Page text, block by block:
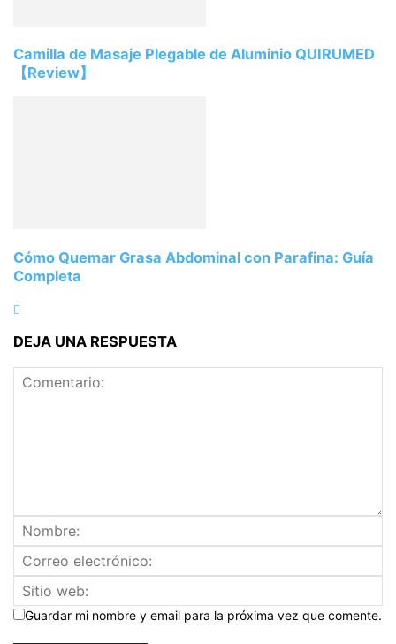
Camilla de Masaje Plegable de Aluminio QUIRUMED
【Review】
Cómo Quemar Grasa Abdominal con Parafina: Guía
Completa
DEJA UNA RESPUESTA
Guardar mi nombre y email para la próxima vez que comente.